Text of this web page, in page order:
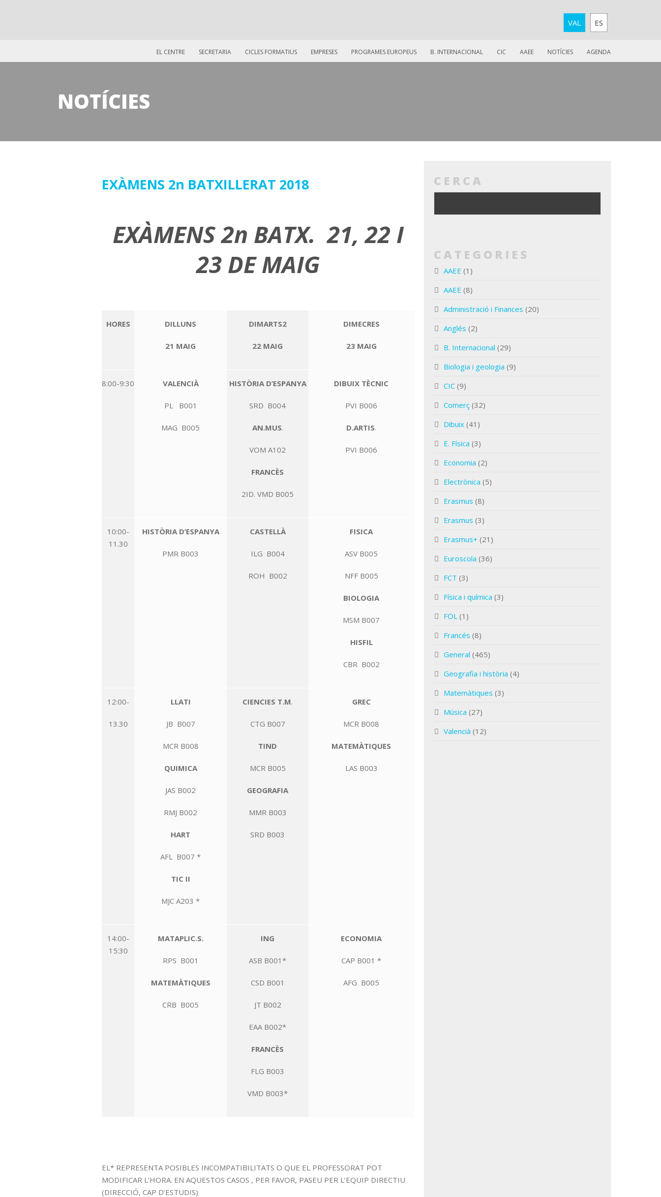
VAL ES
EL CENTRE SECRETARIA CICLES FORMATIUS EMPRESES PROGRAMES EUROPEUS B. INTERNACIONAL CIC AAEE NOTÍCIES AGENDA
NOTÍCIES
EXÀMENS 2n BATXILLERAT 2018
EXÀMENS 2n BATX. 21, 22 I
23 DE MAIG
HORES DILLUNS
21 MAIG
DIMARTS2
22 MAIG
DIMECRES
23 MAIG
8:00-9:30 VALENCIÀ
PL B001
MAG B005
HISTÒRIA D’ESPANYA
SRD B004
AN.MUS.
VOM A102
FRANCÈS
2ID. VMD B005
DIBUIX TÈCNIC
PVI B006
D.ARTIS.
PVI B006
10:00-
11.30
HISTÒRIA D’ESPANYA
PMR B003
CASTELLÀ
ILG B004
ROH B002
FISICA
ASV B005
NFF B005
BIOLOGIA
MSM B007
HISFIL
CBR B002
12:00-
13.30
LLATI
JB B007
MCR B008
QUIMICA
JAS B002
RMJ B002
HART
AFL B007 *
TIC II
MJC A203 *
CIENCIES T.M.
CTG B007
TIND
MCR B005
GEOGRAFIA
MMR B003
SRD B003
GREC
MCR B008
MATEMÀTIQUES
LAS B003
14:00-
15:30
MATAPLIC.S.
RPS B001
MATEMÀTIQUES
CRB B005
ING
ASB B001*
CSD B001
JT B002
EAA B002*
FRANCÈS
FLG B003
VMD B003*
ECONOMIA
CAP B001 *
AFG B005
EL* REPRESENTA POSIBLES INCOMPATIBILITATS O QUE EL PROFESSORAT POT
MODIFICAR L’HORA. EN AQUESTOS CASOS , PER FAVOR, PASEU PER L’EQUIP DIRECTIU.
(DIRECCIÓ, CAP D’ESTUDIS)
CERCA
CATEGORIES
AAEE (1)
AAEE (8)
Administració i Finances (20)
Anglés (2)
B. Internacional (29)
Biologia i geologia (9)
CIC (9)
Comerç (32)
Dibuix (41)
E. Física (3)
Economia (2)
Electrònica (5)
Erasmus (8)
Erasmus (3)
Erasmus+ (21)
Euroscola (36)
FCT (3)
Física i química (3)
FOL (1)
Francés (8)
General (465)
Geografia i història (4)
Matemàtiques (3)
Música (27)
Valencià (12)